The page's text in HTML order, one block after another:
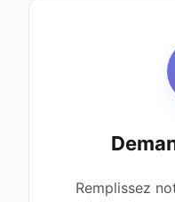
Remplissez